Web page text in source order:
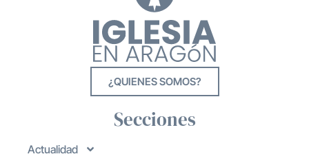
¿QUIENES SOMOS?
Secciones
Actualidad